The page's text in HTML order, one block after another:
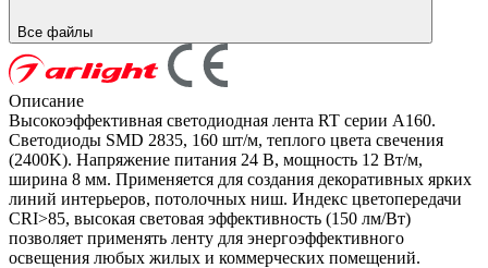
Все файлы
Описание
Высокоэффективная светодиодная лента RT серии A160.
Светодиоды SMD 2835, 160 шт/м, теплого цвета свечения
(2400K). Напряжение питания 24 В, мощность 12 Вт/м,
ширина 8 мм. Применяется для создания декоративных ярких
линий интерьеров, потолочных ниш. Индекс цветопередачи
CRI>85, высокая световая эффективность (150 лм/Вт)
позволяет применять ленту для энергоэффективного
освещения любых жилых и коммерческих помещений.